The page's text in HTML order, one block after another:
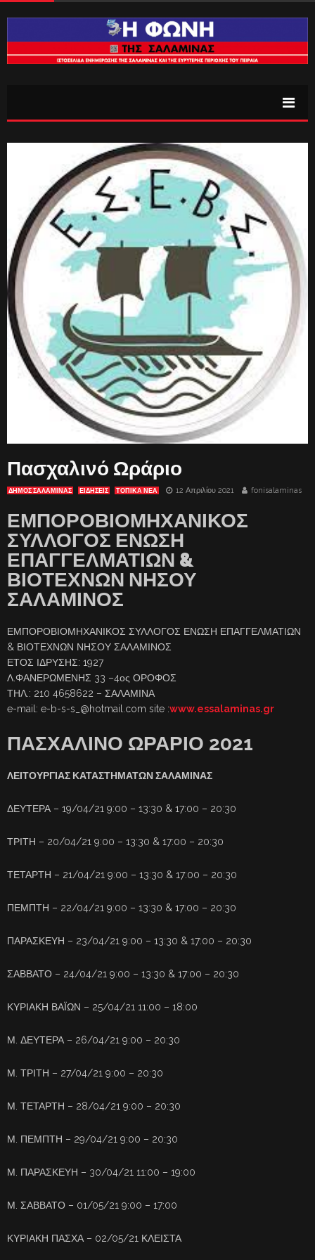
Πασχαλινό Ωράριο
ΔΗΜΟΣ ΣΑΛΑΜΙΝΑΣ ΕΙΔΗΣΕΙΣ ΤΟΠΙΚΑ ΝΕΑ 12 Απριλίου 2021 fonisalaminas
ΕΜΠΟΡΟΒΙΟΜΗΧΑΝΙΚΟΣ
ΣΥΛΛΟΓΟΣ ΕΝΩΣΗ
ΕΠΑΓΓΕΛΜΑΤΙΩΝ &
ΒΙΟΤΕΧΝΩΝ ΝΗΣΟΥ
ΣΑΛΑΜΙΝΟΣ
ΕΜΠΟΡΟΒΙΟΜΗΧΑΝΙΚΟΣ ΣΥΛΛΟΓΟΣ ΕΝΩΣΗ ΕΠΑΓΓΕΛΜΑΤΙΩΝ
& ΒΙΟΤΕΧΝΩΝ ΝΗΣΟΥ ΣΑΛΑΜΙΝΟΣ
ΕΤΟΣ ΙΔΡΥΣΗΣ: 1927
Λ.ΦΑΝΕΡΩΜΕΝΗΣ 33 –4ος ΟΡΟΦΟΣ
ΤΗΛ.: 210 4658622 – ΣΑΛΑΜΙΝΑ
e-mail: e-b-s-s_@hotmail.com site :www.essalaminas.gr
ΠΑΣΧΑΛΙΝΟ ΩΡΑΡΙΟ 2021
ΛΕΙΤΟΥΡΓΙΑΣ ΚΑΤΑΣΤΗΜΑΤΩΝ ΣΑΛΑΜΙΝΑΣ
ΔΕΥΤΕΡΑ – 19/04/21 9:00 – 13:30 & 17:00 – 20:30
ΤΡΙΤΗ – 20/04/21 9:00 – 13:30 & 17:00 – 20:30
ΤΕΤΑΡΤΗ – 21/04/21 9:00 – 13:30 & 17:00 – 20:30
ΠΕΜΠΤΗ – 22/04/21 9:00 – 13:30 & 17:00 – 20:30
ΠΑΡΑΣΚΕΥΗ – 23/04/21 9:00 – 13:30 & 17:00 – 20:30
ΣΑΒΒΑΤΟ – 24/04/21 9:00 – 13:30 & 17:00 – 20:30
ΚΥΡΙΑΚΗ ΒΑΪΩΝ – 25/04/21 11:00 – 18:00
Μ. ΔΕΥΤΕΡΑ – 26/04/21 9:00 – 20:30
Μ. ΤΡΙΤΗ – 27/04/21 9:00 – 20:30
Μ. ΤΕΤΑΡΤΗ – 28/04/21 9:00 – 20:30
Μ. ΠΕΜΠΤΗ – 29/04/21 9:00 – 20:30
Μ. ΠΑΡΑΣΚΕΥΗ – 30/04/21 11:00 – 19:00
Μ. ΣΑΒΒΑΤΟ – 01/05/21 9:00 – 17:00
ΚΥΡΙΑΚΗ ΠΑΣΧΑ – 02/05/21 ΚΛΕΙΣΤΑ